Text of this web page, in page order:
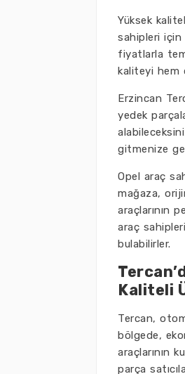
Yüksek
sahipleri için
fiyatlarla
kaliteyi hem
Erzincan
yedek
gitmenize
Opel araç
mağaza,
araçlarının
araç
bulabilirler.
Kaliteli
Tercan,
bölgede,
araçlarının
parça